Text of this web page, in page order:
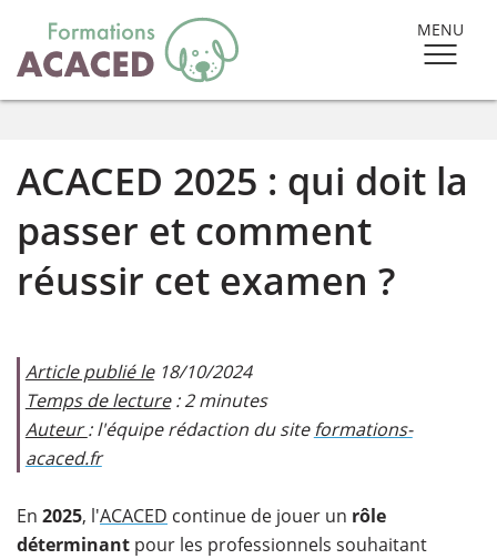
MENU
ACACED 2025 : qui doit la
passer et comment
réussir cet examen ?
Article publié le18/10/2024
Temps de lecture: 2 minutes
Auteur: l'équipe rédaction du siteformations-
acaced.fr​
En 2025, l'ACACED continue de jouer un rôle
déterminant pour les professionnels souhaitant